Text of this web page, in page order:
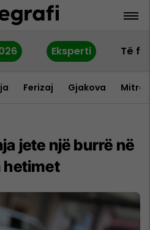
Eksperti Të
Ferizaj Gjakova
jete një burrë në
hetimet